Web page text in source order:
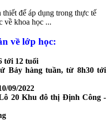
để áp dụng trong thực tế
về khoa học ...
về lớp học:
tới 12 tuổi
Bảy hàng tuần, từ 8h30 tới
09/2022
20 Khu đô thị Định Công -